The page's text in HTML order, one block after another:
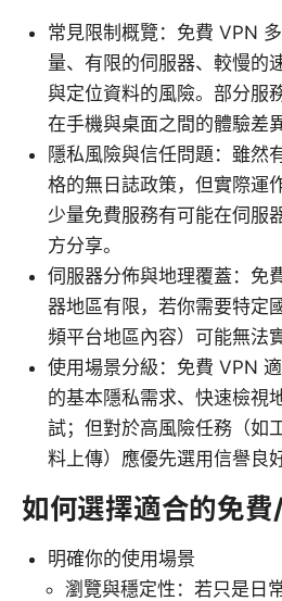
常見限制概覽：免費 VPN
量、有限的伺服器、較慢的
與定位資料的風險。部分服
在手機與桌面之間的體驗差
隱私風險與信任問題：雖然
格的無日誌政策，但實際運
少量免費服務有可能在伺服
方分享。
伺服器分佈與地理覆蓋：免
器地區有限，若你需要特定
頻平台地區內容）可能無法
使用場景分級：免費 VPN
的基本隱私需求、快速檢視
試；但對於高風險任務（如
料上傳）應優先選用信譽良
如何選擇適合的免
明確你的使用場景
瀏覽與穩定性：若只是日